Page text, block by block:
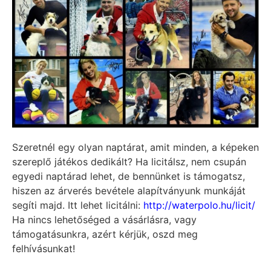
Szeretnél egy olyan naptárat, amit minden, a képeken
szereplő játékos dedikált? Ha licitálsz, nem csupán
egyedi naptárad lehet, de bennünket is támogatsz,
hiszen az árverés bevétele alapítványunk munkáját
segíti majd. Itt lehet licitálni: http://waterpolo.hu/licit/
Ha nincs lehetőséged a vásárlásra, vagy
támogatásunkra, azért kérjük, oszd meg
felhívásunkat!